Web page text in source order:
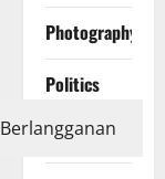
Photography
Politics
Polri
Berlangganan